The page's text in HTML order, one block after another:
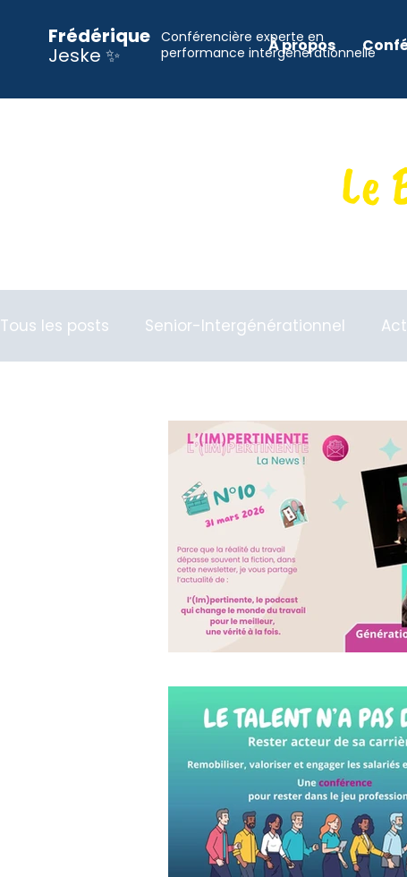
Frédérique
Jeske ✨
Conférencière experte en
performance intergénérationnelle
À propos
Le
Tous les posts Senior-Intergénérationnel